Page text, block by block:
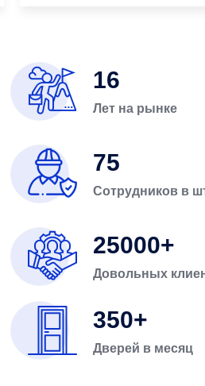
16
Лет на рынке
75
Сотрудников в
25000
Довольных
350
Дверей в месяц